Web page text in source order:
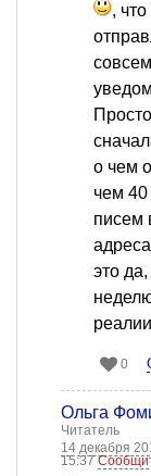
,
о чем
чем 40
писем
это
0
Ольга
Читатель
14 декабря
15:37